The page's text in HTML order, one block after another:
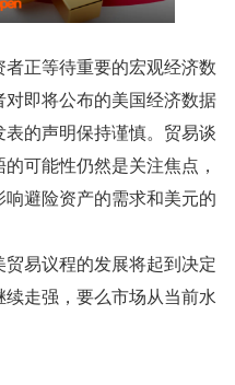
正等待重要的宏观经济数
即将公布的美国经济数据
的声明保持谨慎。贸易谈
可能性仍然是关注焦点，
避险资产的需求和美元的
易议程的发展将起到决定
走强，要么市场从当前水